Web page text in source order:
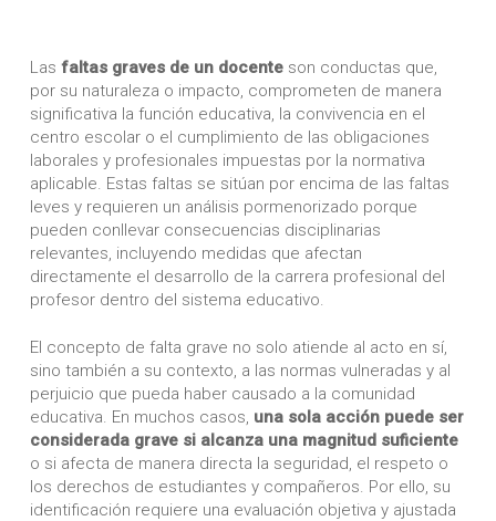
Las faltas graves de un docenteson conductas que,
por su naturaleza o impacto, comprometen de manera
significativa la función educativa, la convivencia en el
centro escolar o el cumplimiento de las obligaciones
laborales y profesionales impuestas por la normativa
aplicable. Estas faltas se sitúan por encima de las faltas
leves y requieren un análisis pormenorizado porque
pueden conllevar consecuencias disciplinarias
relevantes, incluyendo medidas que afectan
directamente el desarrollo de la carrera profesional del
profesor dentro del sistema educativo.
El concepto de falta grave no solo atiende al acto en sí,
sino también a su contexto, a las normas vulneradas y al
perjuicio que pueda haber causado a la comunidad
educativa. En muchos casos, una sola acción puede ser
considerada grave si alcanza una magnitud suficiente
o si afecta de manera directa la seguridad, el respeto o
los derechos de estudiantes y compañeros. Por ello, su
identificación requiere una evaluación objetiva y ajustada